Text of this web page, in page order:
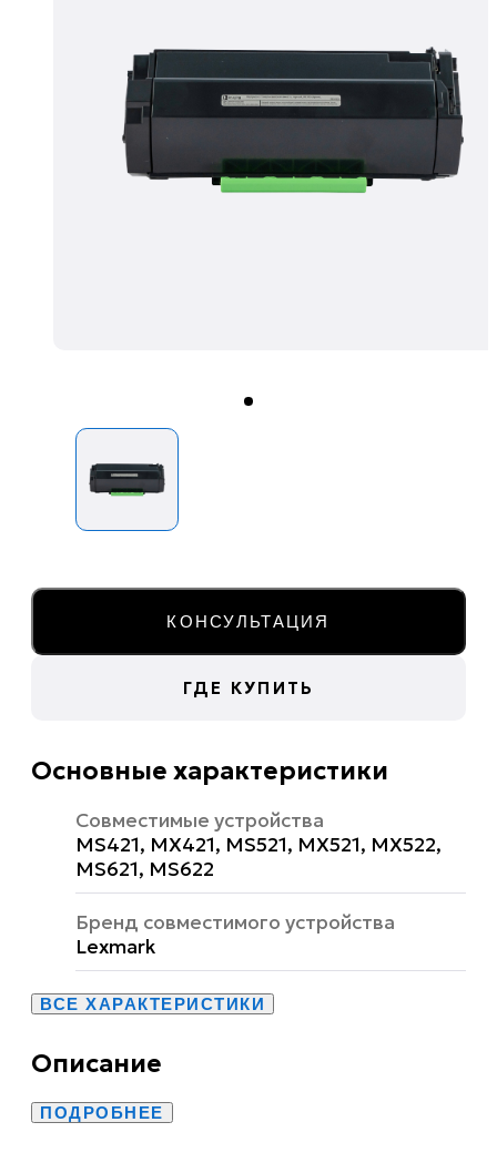
КОНСУЛЬТАЦИЯ
ГДЕ КУПИТЬ
Основные характеристики
Совместимые устройства
MS421, MX421, MS521, MX521, MX522,
MS621, MS622
Бренд совместимого устройства
Lexmark
ВСЕ ХАРАКТЕРИСТИКИ
Описание
ПОДРОБНЕЕ